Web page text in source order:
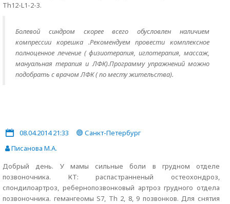
Th12-L1-2-3.
Болевой синдром скорее всего обусловлен наличием
компрессии корешка .Рекомендуем провести комплексное
полноценное лечение ( физиотерапия, иглотерапия, массаж,
мануальная терапия и ЛФК).Программу упражнений можно
подобрать с врачом ЛФК ( по месту жительства).
08.04.2014 21:33
Санкт-Петербург
Писанова М.А.
Добрый день. У мамы сильные боли в грудном отделе
позвоночника. КТ: распастранненый остеохондроз,
спондилоартроз, ребернопозвонковый артроз грудного отдела
позвоночника. гемангеомы S7, Th 2, 8, 9 позвонков. Для снятия